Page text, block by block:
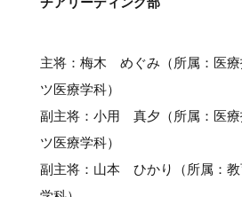
主将：梅木 めぐみ（所属：医療
ツ医療学科）
副主将：小用 真夕（所属：医療
ツ医療学科）
副主将：山本 ひかり（所属：教